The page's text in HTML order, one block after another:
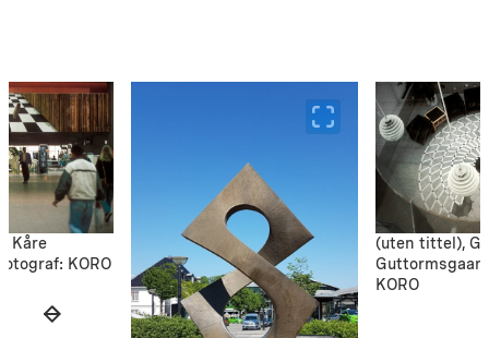
Kåre
KORO
(uten tittel),
KORO